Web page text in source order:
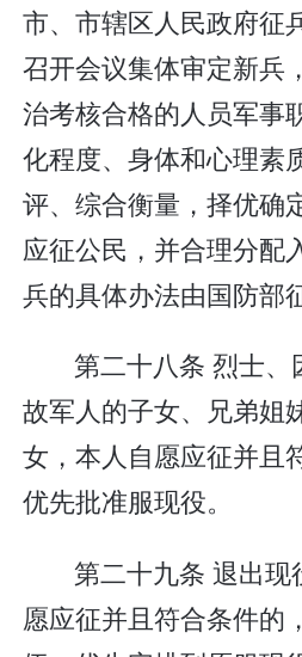
市、市辖区人民政府征
召开会议集体审定新兵
治考核合格的人员军事
化程度、身体和心理素
评、综合衡量，择优确
应征公民，并合理分配
兵的具体办法由国防部
第二十八条 烈士
故军人的子女、兄弟姐
女，本人自愿应征并且
优先批准服现役。
第二十九条 退出现
愿应征并且符合条件的